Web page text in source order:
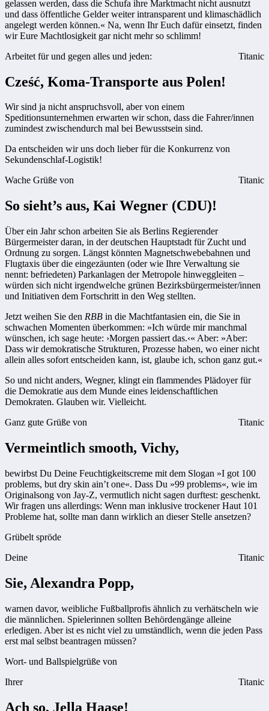
gelassen werden, dass die Schufa ihre Marktmacht nicht ausnutzt
und dass öffentliche Gelder weiter intransparent und klimaschädlich
angelegt werden können.« Na, wenn Ihr Euch dafür einsetzt, finden
wir Eure Machtlosigkeit gar nicht mehr so schlimm!
Arbeitet für und gegen alles und jeden:
Titanic
Cześć, Koma-Transporte aus Polen!
Wir sind ja nicht anspruchsvoll, aber von einem
Speditionsunternehmen erwarten wir schon, dass die Fahrer/innen
zumindest zwischendurch mal bei Bewusstsein sind.
Da entscheiden wir uns doch lieber für die Konkurrenz von
Sekundenschlaf-Logistik!
Wache Grüße von
Titanic
So sieht’s aus, Kai Wegner (CDU)!
Über ein Jahr schon arbeiten Sie als Berlins Regierender
Bürgermeister daran, in der deutschen Hauptstadt für Zucht und
Ordnung zu sorgen. Längst könnten Magnetschwebebahnen und
Flugtaxis über die eingezäunten (oder wie Ihre Verwaltung sie
nennt: befriedeten) Parkanlagen der Metropole hinweggleiten –
würden sich nicht irgendwelche grünen Bezirksbürgermeister/innen
und Initiativen dem Fortschritt in den Weg stellten.
Jetzt weihen Sie den RBB in die Machtfantasien ein, die Sie in
schwachen Momenten überkommen: »Ich würde mir manchmal
wünschen, ich sage heute: ›Morgen passiert das.‹« Aber: »Aber:
Dass wir demokratische Strukturen, Prozesse haben, wo einer nicht
allein alles sofort entscheiden kann, ist, glaube ich, schon ganz gut.«
So und nicht anders, Wegner, klingt ein flammendes Plädoyer für
die Demokratie aus dem Munde eines leidenschaftlichen
Demokraten. Glauben wir. Vielleicht.
Ganz gute Grüße von
Titanic
Vermeintlich smooth, Vichy,
bewirbst Du Deine Feuchtigkeitscreme mit dem Slogan »I got 100
problems, but dry skin ain’t one«. Dass Du »99 problems«, wie im
Originalsong von Jay-Z, vermutlich nicht sagen durftest: geschenkt.
Wir fragen uns allerdings: Wenn man inklusive trockener Haut 101
Probleme hat, sollte man dann wirklich an dieser Stelle ansetzen?
Grübelt spröde
Deine
Titanic
Sie, Alexandra Popp,
warnen davor, weibliche Fußballprofis ähnlich zu verhätscheln wie
die männlichen. Spielerinnen sollten Behördengänge alleine
erledigen. Aber ist es nicht viel zu umständlich, wenn die jeden Pass
erst mal selbst beantragen müssen?
Wort- und Ballspielgrüße von
Ihrer
Titanic
Ach so, Jella Haase!